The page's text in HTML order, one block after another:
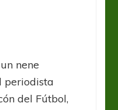
nene
periodista
del Fútbol,